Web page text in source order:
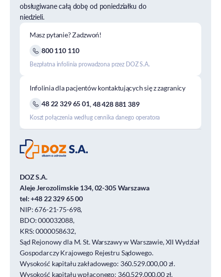
obsługiwane całą dobę od poniedziałku do
niedzieli.
Masz pytanie? Zadzwoń!
800 110 110
Bezpłatna infolinia prowadzona przez DOZ S.A.
Infolinia dla pacjentów kontaktujących się z zagranicy
48 22 329 65 01,48 428 881 389
Koszt połączenia według cennika danego operatora
DOZ S.A.
Aleje Jerozolimskie 134, 02-305 Warszawa
tel:+48 22 329 65 00
NIP: 676-21-75-698,
BDO: 000032088,
KRS: 0000058632,
Sąd Rejonowy dla M. St. Warszawy w Warszawie, XII Wydział
Gospodarczy Krajowego Rejestru Sądowego.
Wysokość kapitału zakładowego: 360.529.000,00 zł.
Wysokość kapitału wpłaconego: 360.529.000,00 zł.